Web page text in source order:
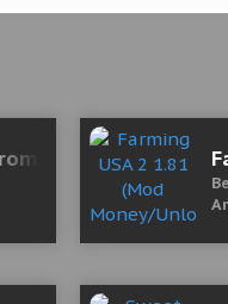
Hell 2 Premium